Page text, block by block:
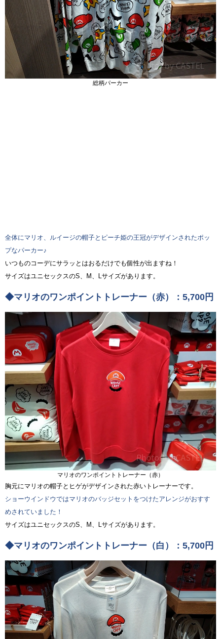
総柄パーカー
全体にマリオ、ルイージの帽子とピーチ姫の王冠がデザインされたポッ
プなパーカー♪
いつものコーデにサラッとはおるだけでも個性が出ますね！
サイズはユニセックスのS、M、Lサイズがあります。
◆マリオのワンポイントトレーナー（赤）：5,700円
マリオのワンポイントトレーナー（赤）
胸元にマリオの帽子とヒゲがデザインされた赤いトレーナーです。
ショーウインドウではマリオのバッジセットをつけたアレンジがおすす
めされていました！
サイズはユニセックスのS、M、Lサイズがあります。
◆マリオのワンポイントトレーナー（白）：5,700円